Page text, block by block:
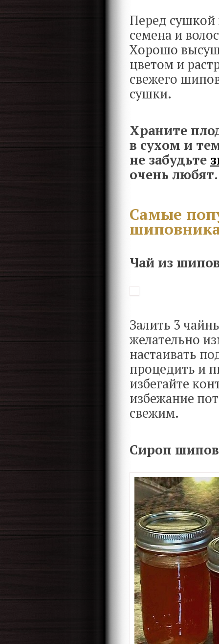
Перед
семена и
Хорошо
цветом и
свежего
сушки.
Храните
в сухом и
не забудьте
очень любят.
Самые
Чай из
Залить 3
желательно
настаивать
процедить и
избегайте
избежание
свежим.
Сироп